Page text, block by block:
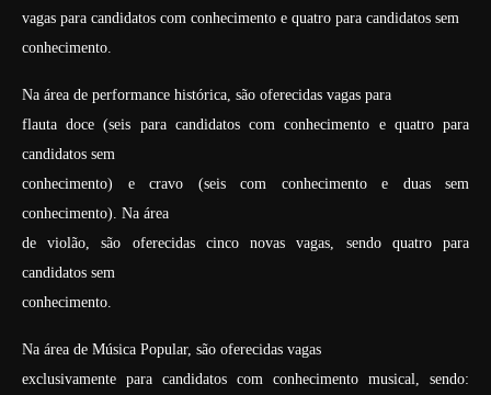
vagas para candidatos com conhecimento e quatro para candidatos sem
conhecimento.
Na área de performance histórica, são oferecidas vagas para
flauta doce (seis para candidatos com conhecimento e quatro para
candidatos sem
conhecimento) e cravo (seis com conhecimento e duas sem
conhecimento). Na área
de violão, são oferecidas cinco novas vagas, sendo quatro para
candidatos sem
conhecimento.
Na área de Música Popular, são oferecidas vagas
exclusivamente para candidatos com conhecimento musical, sendo: